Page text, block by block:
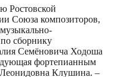
Ростовской
Союза композиторов,
сборнику
Семёновича Ходоша
фортепианным
Клушина. –